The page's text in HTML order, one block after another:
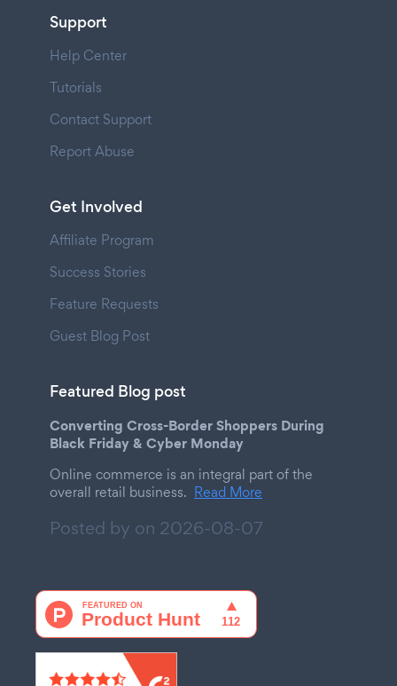
Support
Help Center
Tutorials
Contact Support
Report Abuse
Get Involved
Affiliate Program
Success Stories
Feature Requests
Guest Blog Post
Featured Blog post
Converting Cross-Border Shoppers During
Black Friday & Cyber Monday
Online commerce is an integral part of the
overall retail business. Read More
Posted by on 2026-08-07